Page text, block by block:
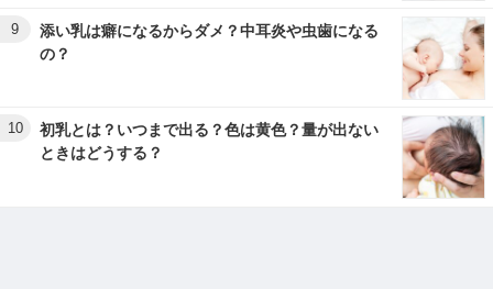
9
添い乳は癖になるからダメ？中耳炎や虫歯になる
の？
10
初乳とは？いつまで出る？色は黄色？量が出ない
ときはどうする？